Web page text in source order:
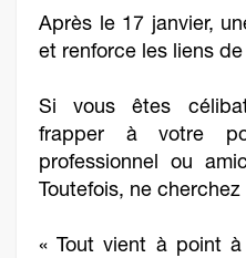
Après le 17 janvier,
et renforce les liens
Si vous êtes
frapper à votre
professionnel ou
Toutefois, ne
« Tout vient à point